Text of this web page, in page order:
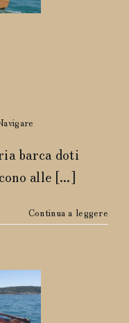
barca doti
alle [...]
Continua a leggere